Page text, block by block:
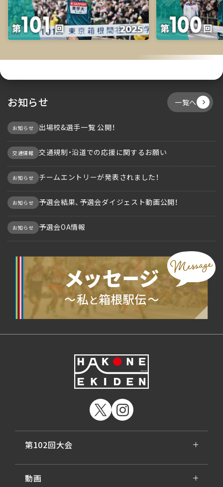
お知らせ 一覧へ
お知らせ 出場校&選手一覧 公開！
交通情報 交通規制・沿道での応援に関するお願い
お知らせ チームエントリーが発表されました！
お知らせ 予選会結果、予選会ダイジェスト動画公開！
お知らせ 予選会OA情報
第102回大会
動画